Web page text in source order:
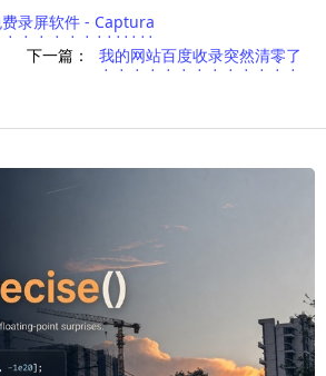
录屏软件 - Captura
下一篇：
我的网站百度收录突然清零了